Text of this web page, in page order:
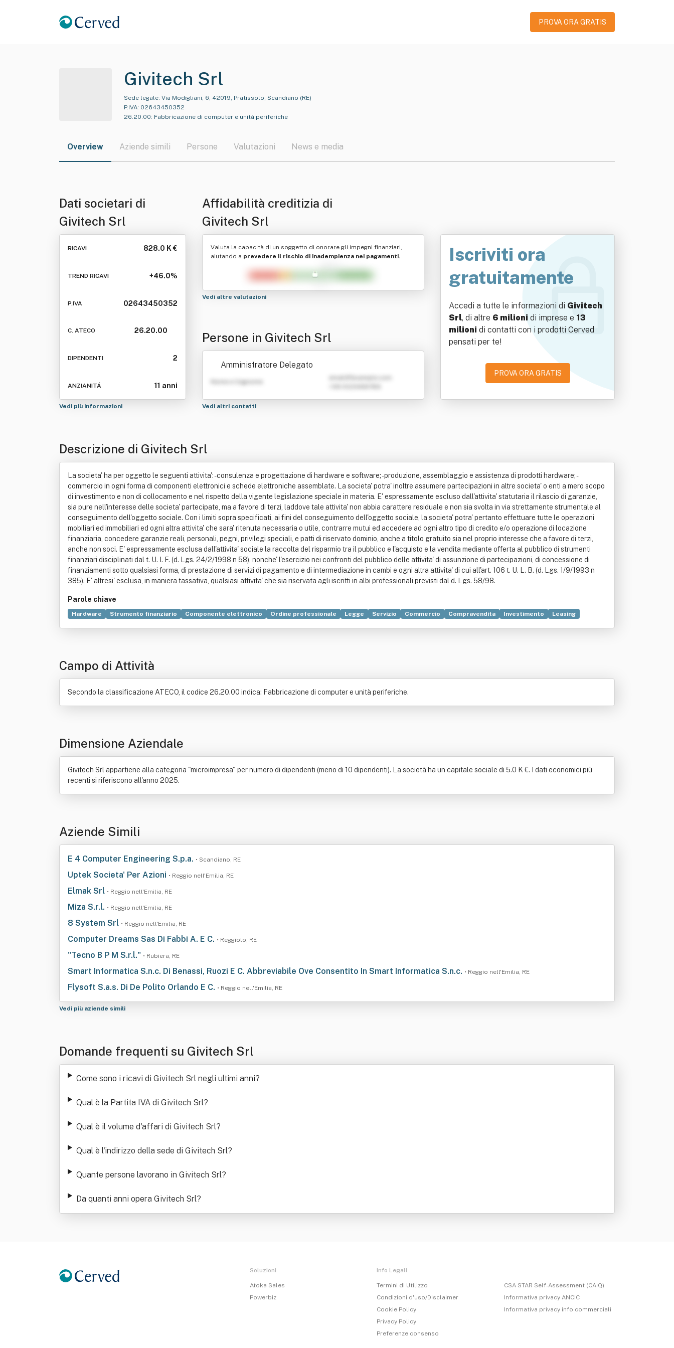
PROVA ORA GRATIS
Givitech Srl
Sede legale: Via Modigliani, 6, 42019, Pratissolo, Scandiano (RE)
P.IVA: 02643450352
26.20.00: Fabbricazione di computer e unità periferiche
Overview Aziende simili Persone Valutazioni News e media
Dati societari di
Givitech Srl
RICAVI 828.0 K €
TREND RICAVI +46.0%
P.IVA 02643450352
C. ATECO 26.20.00
DIPENDENTI 2
ANZIANITÁ 11 anni
Vedi più informazioni
Affidabilità creditizia di
Givitech Srl
Valuta la capacità di un soggetto di onorare gli impegni finanziari,
aiutando a prevedere il rischio di inadempienza nei pagamenti.
Vedi altre valutazioni
Persone in Givitech Srl
Amministratore Delegato
Nome e Cognome
Vedi altri contatti
Iscriviti ora
gratuitamente
Accedi a tutte le informazioni di Givitech
Srl, di altre 6 milioni di imprese e 13
milioni di contatti con i prodotti Cerved
pensati per te!
PROVA ORA GRATIS
Descrizione di Givitech Srl
La societa' ha per oggetto le seguenti attivita': - consulenza e progettazione di hardware e software; - produzione, assemblaggio e assistenza di prodotti hardware; -
commercio in ogni forma di componenti elettronici e schede elettroniche assemblate. La societa' potra' inoltre assumere partecipazioni in altre societa' o enti a mero scopo
di investimento e non di collocamento e nel rispetto della vigente legislazione speciale in materia. E' espressamente escluso dall'attivita' statutaria il rilascio di garanzie,
sia pure nell'interesse delle societa' partecipate, ma a favore di terzi, laddove tale attivita' non abbia carattere residuale e non sia svolta in via strettamente strumentale al
conseguimento dell'oggetto sociale. Con i limiti sopra specificati, ai fini del conseguimento dell'oggetto sociale, la societa' potra' pertanto effettuare tutte le operazioni
mobiliari ed immobiliari ed ogni altra attivita' che sara' ritenuta necessaria o utile, contrarre mutui ed accedere ad ogni altro tipo di credito e/o operazione di locazione
finanziaria, concedere garanzie reali, personali, pegni, privilegi speciali, e patti di riservato dominio, anche a titolo gratuito sia nel proprio interesse che a favore di terzi,
anche non soci. E' espressamente esclusa dall'attivita' sociale la raccolta del risparmio tra il pubblico e l'acquisto e la vendita mediante offerta al pubblico di strumenti
finanziari disciplinati dal t. U. I. F. (d. Lgs. 24/2/1998 n 58), nonche' l'esercizio nei confronti del pubblico delle attivita' di assunzione di partecipazioni, di concessione di
finanziamenti sotto qualsiasi forma, di prestazione di servizi di pagamento e di intermediazione in cambi e ogni altra attivita' di cui all'art. 106 t. U. L. B. (d. Lgs. 1/9/1993 n
385). E' altresi' esclusa, in maniera tassativa, qualsiasi attivita' che sia riservata agli iscritti in albi professionali previsti dal d. Lgs. 58/98.
Parole chiave
Hardware Strumento finanziario Componente elettronico Ordine professionale Legge Servizio Commercio Compravendita Investimento
Leasing
Campo di Attività
Secondo la classificazione ATECO, il codice 26.20.00 indica: Fabbricazione di computer e unità periferiche.
Dimensione Aziendale
Givitech Srl appartiene alla categoria "microimpresa" per numero di dipendenti (meno di 10 dipendenti). La società ha un capitale sociale di 5.0 K €. I dati economici più
recenti si riferiscono all'anno 2025.
Aziende Simili
E 4 Computer Engineering S.p.a. • Scandiano, RE
Uptek Societa' Per Azioni • Reggio nell'Emilia, RE
Elmak Srl • Reggio nell'Emilia, RE
Miza S.r.l. • Reggio nell'Emilia, RE
8 System Srl • Reggio nell'Emilia, RE
Computer Dreams Sas Di Fabbi A. E C. • Reggiolo, RE
"Tecno B P M S.r.l." • Rubiera, RE
Smart Informatica S.n.c. Di Benassi, Ruozi E C. Abbreviabile Ove Consentito In Smart Informatica S.n.c. • Reggio nell'Emilia, RE
Flysoft S.a.s. Di De Polito Orlando E C. • Reggio nell'Emilia, RE
Vedi più aziende simili
Domande frequenti su Givitech Srl
Come sono i ricavi di Givitech Srl negli ultimi anni?
Qual è la Partita IVA di Givitech Srl?
Qual è il volume d'affari di Givitech Srl?
Qual è l'indirizzo della sede di Givitech Srl?
Quante persone lavorano in Givitech Srl?
Da quanti anni opera Givitech Srl?
Soluzioni
Atoka Sales
Powerbiz
Info Legali
Termini di Utilizzo
Condizioni d'uso/Disclaimer
Cookie Policy
Privacy Policy
Preferenze consenso
CSA STAR Self-Assessment (CAIQ)
Informativa privacy ANCIC
Informativa privacy info commerciali